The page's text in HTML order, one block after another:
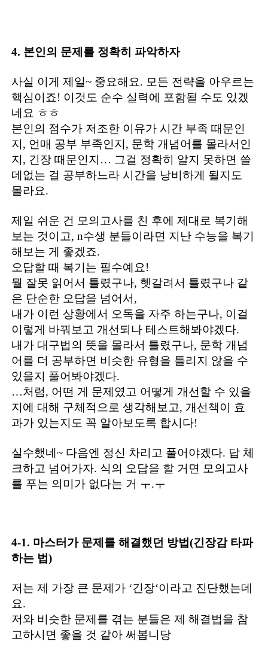
4. 본인의 문제를 정확히 파악하자
사실 이게 제일~ 중요해요. 모든 전략을 아우르는
핵심이죠! 이것도 순수 실력에 포함될 수도 있겠
네요 ㅎㅎ
본인의 점수가 저조한 이유가 시간 부족 때문인
지, 언매 공부 부족인지, 문학 개념어를 몰라서인
지, 긴장 때문인지… 그걸 정확히 알지 못하면 쓸
데없는 걸 공부하느라 시간을 낭비하게 될지도
몰라요.
제일 쉬운 건 모의고사를 친 후에 제대로 복기해
보는 것이고, n수생 분들이라면 지난 수능을 복기
해보는 게 좋겠죠.
오답할 때 복기는 필수예요!
뭘 잘못 읽어서 틀렸구나, 헷갈려서 틀렸구나 같
은 단순한 오답을 넘어서,
내가 이런 상황에서 오독을 자주 하는구나, 이걸
이렇게 바꿔보고 개선되나 테스트해봐야겠다.
내가 대구법의 뜻을 몰라서 틀렸구나, 문학 개념
어를 더 공부하면 비슷한 유형을 틀리지 않을 수
있을지 풀어봐야겠다.
…처럼, 어떤 게 문제였고 어떻게 개선할 수 있을
지에 대해 구체적으로 생각해보고, 개선책이 효
과가 있는지도 꼭 알아보도록 합시다!
실수했네~ 다음엔 정신 차리고 풀어야겠다. 답 체
크하고 넘어가자. 식의 오답을 할 거면 모의고사
를 푸는 의미가 없다는 거 ㅜ.ㅜ
4-1. 마스터가 문제를 해결했던 방법(긴장감 타파
하는 법)
저는 제 가장 큰 문제가 ‘긴장‘이라고 진단했는데
요.
저와 비슷한 문제를 겪는 분들은 제 해결법을 참
고하시면 좋을 것 같아 써봅니당